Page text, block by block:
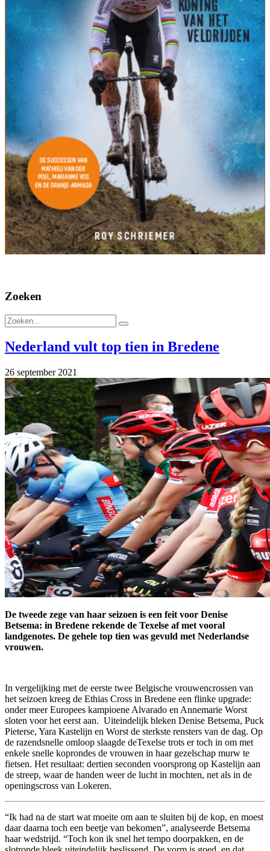
Zoeken
Nederland vult top tien in Bredene
26 september 2021
De tweede zege van haar seizoen is een feit voor Denise
Betsema: in Bredene rekende de Texelse af met vooral
landgenotes. De gehele top tien was gevuld met Nederlandse
vrouwen.
In vergelijking met de eerste twee Belgische vrouwencrossen van
het seizoen kreeg de Ethias Cross in Bredene een flinke upgrade:
onder meer Europees kampioene Alvarado en Annemarie Worst
sloten voor het eerst aan. Uiteindelijk bleken Denise Betsema, Puck
Pieterse, Yara Kastelijn en Worst de sterkste rensters van de dag. Op
de razendsnelle omloop slaagde deTexelse trots er toch in om met
enkele snelle koprondes de vrouwen in haar gezelschap murw te
fietsen. Het resultaat: dertien seconden voorsprong op Kastelijn aan
de streep, waar de handen weer de lucht in mochten, net als in de
openingscross van Lokeren.
“Ik had na de start wat moeite om aan te sluiten bij de kop, en moest
daar daarna toch een beetje van bekomen”, analyseerde Betsema
haar wedstrijd. “Toch kon ik snel het tempo doorpakken, en de